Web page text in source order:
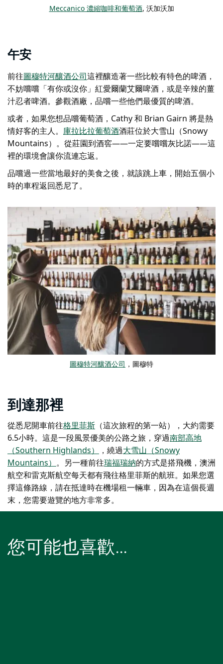
Meccanico 濃縮咖啡和葡萄酒, 沃加沃加
午安
前往圖穆特河釀酒公司這裡釀造著一些比較有特色的啤酒，
不妨嚐嚐「有你或沒你」紅愛爾蘭艾爾啤酒，或是辛辣的薑
汁忍者啤酒。參觀酒廠，品嚐一些他們最優質的啤酒。
或者，如果您想品嚐葡萄酒，Cathy 和 Brian Gairn 將是熱
情好客的主人。 庫拉比拉葡萄酒酒莊位於大雪山（Snowy
Mountains）。從莊園到酒窖——一定要嚐嚐灰比諾——這
裡的環境會讓你流連忘返。
品嚐過一些當地最好的美食之後，就該跳上車，開始五個小
時的車程返回悉尼了。
圖穆特河釀酒公司 ，圖穆特
到達那裡
從悉尼開車前往格里菲斯 （這次旅程的第一站），大約需要
6.5小時。這是一段風景優美的公路之旅，穿過南部高地
（Southern Highlands）
，繞過大雪山（Snowy
Mountains） 。另一種前往瑞福瑞納的方式是搭飛機，澳洲
航空和雷克斯航空每天都有飛往格里菲斯的航班。如果您選
擇這條路線，請在抵達時在機場租一輛車，因為在這個長週
末，您需要遊覽的地方非常多。
您可能也喜歡…